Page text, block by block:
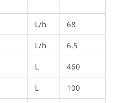
L/h 68
L/h 6.5
L 460
L 100